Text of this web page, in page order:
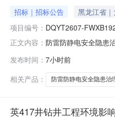
招标｜招标公告 黑龙江省
项目编号： DQYT2607-
正文内容： 防雷防静电安全隐患
发布时间： 7小时前
相关产品：
防雷防静电安全隐患治
英417井钻井工程环境影